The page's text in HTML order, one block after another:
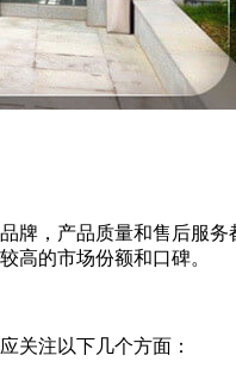
，产品质量和售后服
高的市场份额和口碑。
关注以下几个方面：